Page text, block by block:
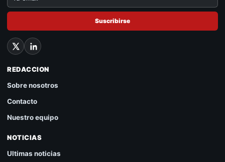
Suscribirse
REDACCION
Sobre nosotros
Contacto
Nuestro equipo
NOTICIAS
Ultimas noticias